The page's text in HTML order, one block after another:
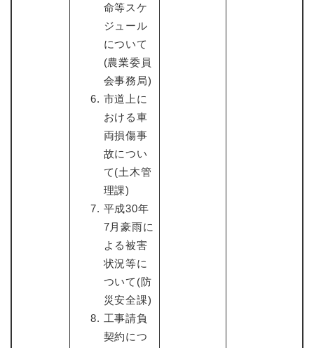
命等スケ
ジュール
について
(農業委員
会事務局)
市道上に
おける車
両損傷事
故につい
て(土木管
理課)
平成30年
7月豪雨に
よる被害
状況等に
ついて(防
災安全課)
工事請負
契約につ